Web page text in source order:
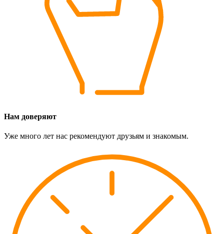
Нам доверяют
Уже много лет нас рекомендуют друзьям и знакомым.